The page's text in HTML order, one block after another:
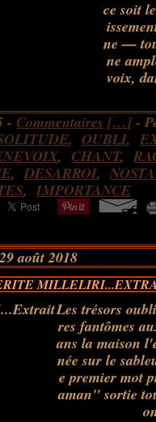
ce soit
ne —
ne
voix,
- Commentaires […]-
, OUBLI,
, CHANT,
,DESARROI,
,IMPORTANCE
août 2018
Les trésors
res fantômes
ans la maison
née sur le
e premier mot
aman" sortie